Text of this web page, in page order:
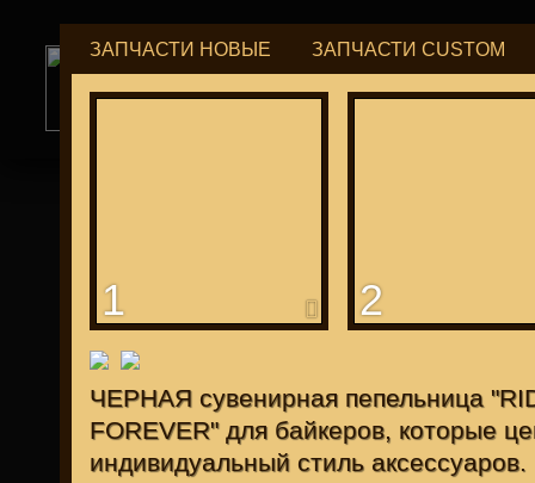
ЗАПЧАСТИ НОВЫЕ ЗАПЧАСТИ CUSTOM
1 2
ЧЕРНАЯ сувенирная пепельница
FOREVER" для байкеров, которые
индивидуальный стиль аксессуаров.
РУБ USD